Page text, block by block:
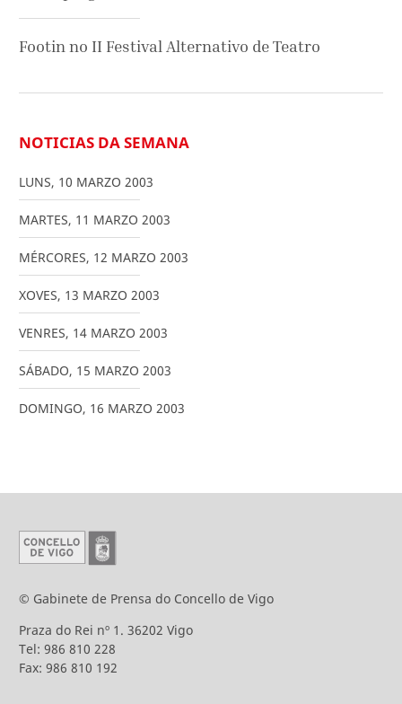
Footin no II Festival Alternativo de Teatro
NOTICIAS DA SEMANA
LUNS, 10 MARZO 2003
MARTES, 11 MARZO 2003
MÉRCORES, 12 MARZO 2003
XOVES, 13 MARZO 2003
VENRES, 14 MARZO 2003
SÁBADO, 15 MARZO 2003
DOMINGO, 16 MARZO 2003
© Gabinete de Prensa do Concello de Vigo
Praza do Rei nº 1. 36202 Vigo
Tel: 986 810 228
Fax: 986 810 192